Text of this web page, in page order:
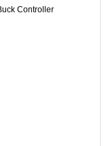
Controller